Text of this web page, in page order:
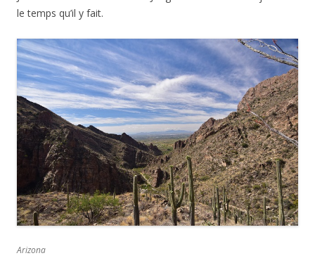
le temps qu’il y fait.
Arizona